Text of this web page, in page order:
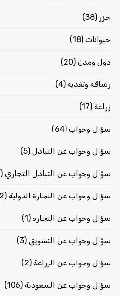
جزر (38)
حيوانات(18)
دول ومدن(20)
رشاقة وتغذية(4)
زراعة(17)
سؤال وجواب(64)
سؤال وجواب عن التبادل(5)
سؤال وجواب عن التبادل التجاري(7)
سؤال وجواب عن التجارة الدولية(2)
سؤال وجواب عن التجاره(1)
سؤال وجواب عن التسويق(3)
سؤال وجواب عن الزراعة(2)
سؤال وجواب عن السعودية(106)